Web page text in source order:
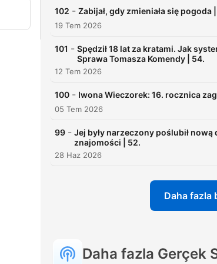
102 - Zabijał, gdy zmieniała się pogoda
19 Tem 2026
101 - Spędził 18 lat za kratami. Jak
Sprawa Tomasza Komendy | 54.
12 Tem 2026
100 - Iwona Wieczorek: 16. rocznica
05 Tem 2026
99 - Jej były narzeczony poślubił
znajomości | 52.
28 Haz 2026
Daha fazla
Daha fazla Gerçek